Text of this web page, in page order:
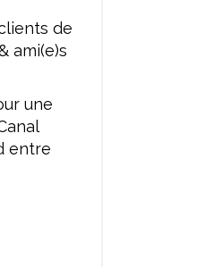
de
ami(e)s
une
entre